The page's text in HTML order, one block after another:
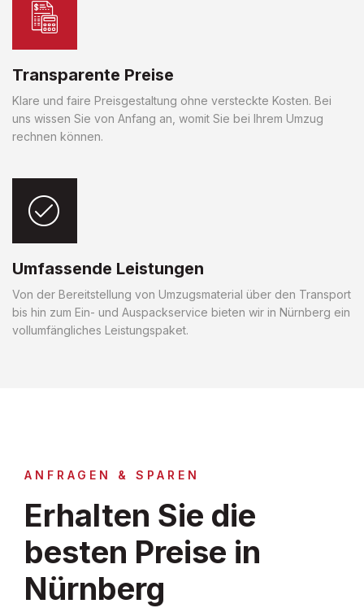
Transparente Preise
Klare und faire Preisgestaltung ohne versteckte Kosten. Bei
uns wissen Sie von Anfang an, womit Sie bei Ihrem Umzug
rechnen können.
Umfassende Leistungen
Von der Bereitstellung von Umzugsmaterial über den Transport
bis hin zum Ein- und Auspackservice bieten wir in Nürnberg ein
vollumfängliches Leistungspaket.
ANFRAGEN & SPAREN
Erhalten Sie die
besten Preise in
Nürnberg